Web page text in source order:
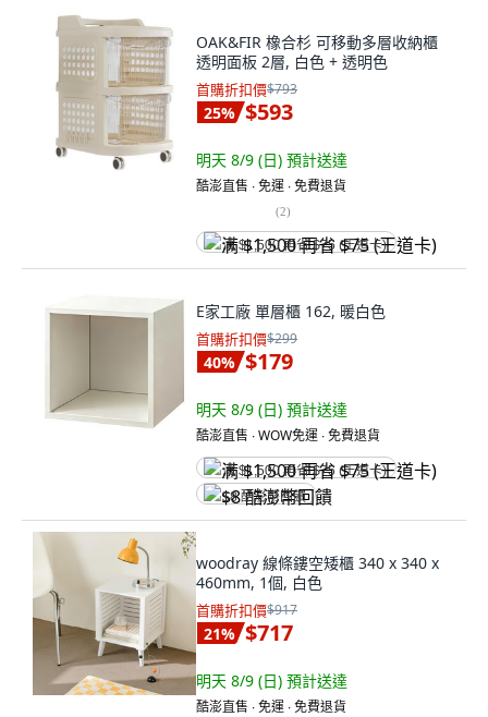
OAK&FIR 橡合杉 可移動多層收納櫃
透明面板 2層, 白色 + 透明色
首購折扣價$793
25% $593
明天 8/9 (日) 預計送達
酷澎直售 ∙ 免運 ∙ 免費退貨
(2)
满 $1,500 再省 $75 (王道卡)
E家工廠 單層櫃 162, 暖白色
首購折扣價$299
40% $179
明天 8/9 (日) 預計送達
酷澎直售 ∙ WOW免運 ∙ 免費退貨
满 $1,500 再省 $75 (王道卡)
$8 酷澎幣回饋
woodray 線條鏤空矮櫃 340 x 340 x
460mm, 1個, 白色
首購折扣價$917
21% $717
明天 8/9 (日) 預計送達
酷澎直售 ∙ 免運 ∙ 免費退貨